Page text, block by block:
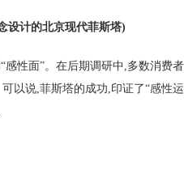
设计的北京现代菲斯塔)
感性面”。在后期调研中,多数消费者
以说,菲斯塔的成功,印证了“感性运